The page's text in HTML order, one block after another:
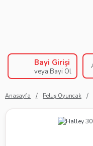
Bayi Girişi
veya Bayi Ol
Anasayfa Peluş Oyuncak